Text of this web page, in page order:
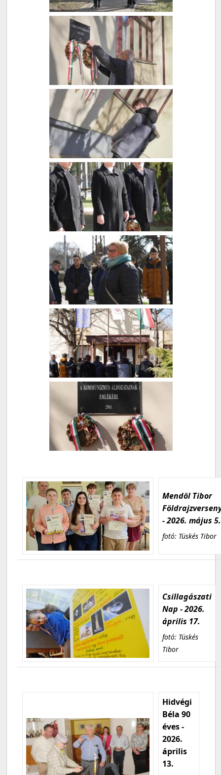
Mendöl Tibor
- 2026. május 5.
fotó: Tüskés Tibor
Csillagászati
Nap - 2026.
április 17.
fotó: Tüskés
Tibor
Hidvégi
Béla 90
éves -
2026.
április
13.